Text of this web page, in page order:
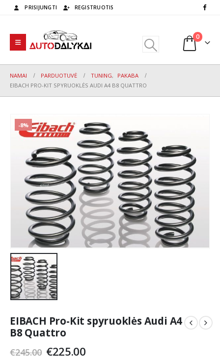
PRISIJUNGTI REGISTRUOTIS
0
NAMAI PARDUOTUVĖ TUNING,
PAKABA
EIBACH PRO-KIT SPYRUOKLĖS AUDI A4 B8 QUATTRO
-8%
EIBACH Pro-Kit spyruoklės Audi A4
B8 Quattro
€245.00 Original
€225.00Current